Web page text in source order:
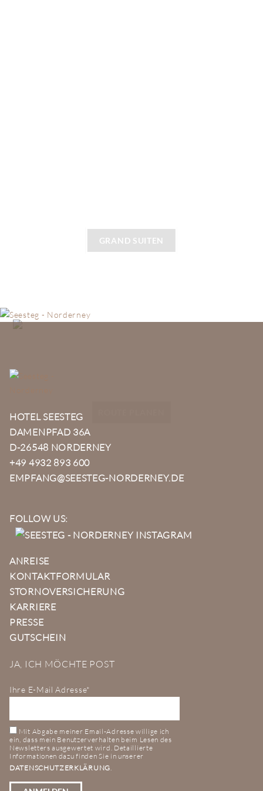
GRAND SUITEN
HOTEL SEESTEG
DAMENPFAD 36A
D-26548 NORDERNEY
+49 4932 893 600
EMPFANG@SEESTEG-NORDERNEY.DE
FOLLOW US:
ANREISE
KONTAKTFORMULAR
STORNOVERSICHERUNG
KARRIERE
PRESSE
GUTSCHEIN
JA, ICH MÖCHTE POST
Ihre E-Mail Adresse*
Mit Abgabe meiner Email-Adresse willige ich
ein, dass mein Benutzerverhalten beim Lesen des
Newsletters ausgewertet wird. Detaillierte
Informationen dazu finden Sie in unserer
DATENSCHUTZERKLÄRUNG